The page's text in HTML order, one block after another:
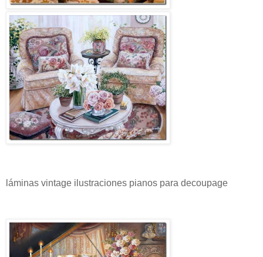
láminas vintage ilustraciones pianos para decoupage